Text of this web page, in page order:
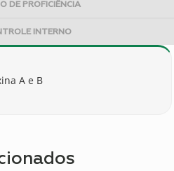
DE PROFICIÊNCIA
INTERNO
A e B